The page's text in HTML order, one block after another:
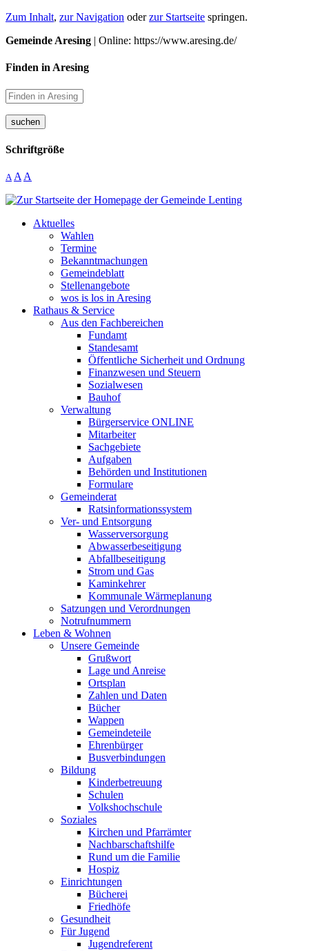
Zum Inhalt, zur Navigation oderzur Startseite springen.
Gemeinde Aresing | Online: https://www.aresing.de/
Finden in Aresing
suchen
Schriftgröße
A A A
Aktuelles
Wahlen
Termine
Bekanntmachungen
Gemeindeblatt
Stellenangebote
wos is los in Aresing
Rathaus & Service
Aus den Fachbereichen
Fundamt
Standesamt
Öffentliche Sicherheit und Ordnung
Finanzwesen und Steuern
Sozialwesen
Bauhof
Verwaltung
Bürgerservice ONLINE
Mitarbeiter
Sachgebiete
Aufgaben
Behörden und Institutionen
Formulare
Gemeinderat
Ratsinformationssystem
Ver- und Entsorgung
Wasserversorgung
Abwasserbeseitigung
Abfallbeseitigung
Strom und Gas
Kaminkehrer
Kommunale Wärmeplanung
Satzungen und Verordnungen
Notrufnummern
Leben & Wohnen
Unsere Gemeinde
Grußwort
Lage und Anreise
Ortsplan
Zahlen und Daten
Bücher
Wappen
Gemeindeteile
Ehrenbürger
Busverbindungen
Bildung
Kinderbetreuung
Schulen
Volkshochschule
Soziales
Kirchen und Pfarrämter
Nachbarschaftshilfe
Rund um die Familie
Hospiz
Einrichtungen
Bücherei
Friedhöfe
Gesundheit
Für Jugend
Jugendreferent